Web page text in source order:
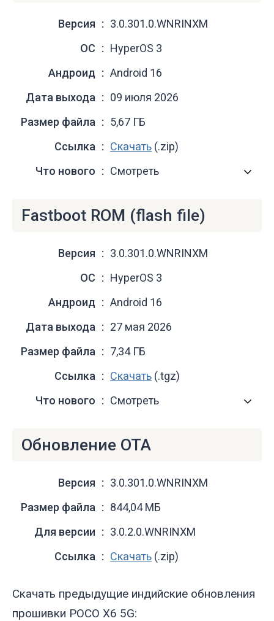
Версия
3.0.301.0.WNRINXM
ОС
HyperOS 3
Андроид
Android 16
Дата выхода
09 июля 2026
Размер файла
5,67 ГБ
Ссылка
Скачать (.zip)
Что нового
Смотреть
Fastboot ROM (flash file)
Версия
3.0.301.0.WNRINXM
ОС
HyperOS 3
Андроид
Android 16
Дата выхода
27 мая 2026
Размер файла
7,34 ГБ
Ссылка
Скачать (.tgz)
Что нового
Смотреть
Обновление OTA
Версия
3.0.301.0.WNRINXM
Размер файла
844,04 МБ
Для версии
3.0.2.0.WNRINXM
Ссылка
Скачать (.zip)
Скачать предыдущие индийские обновления
прошивки POCO X6 5G: